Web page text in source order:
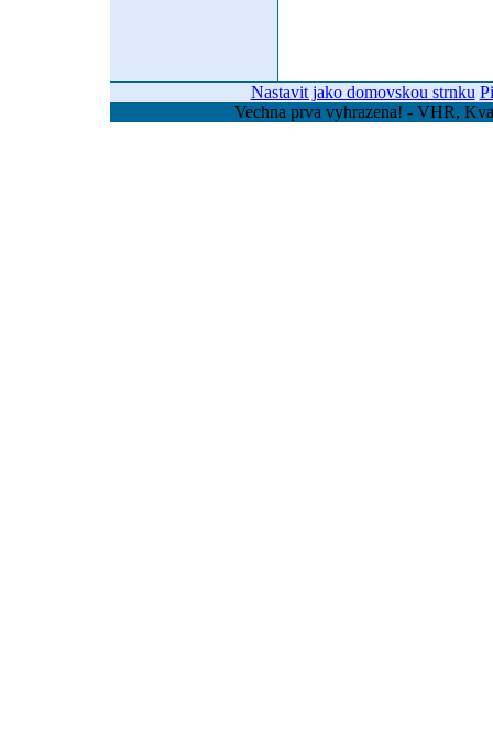
Nastavit jako domovskou strnku
Vechna prva vyhrazena! - VHR,